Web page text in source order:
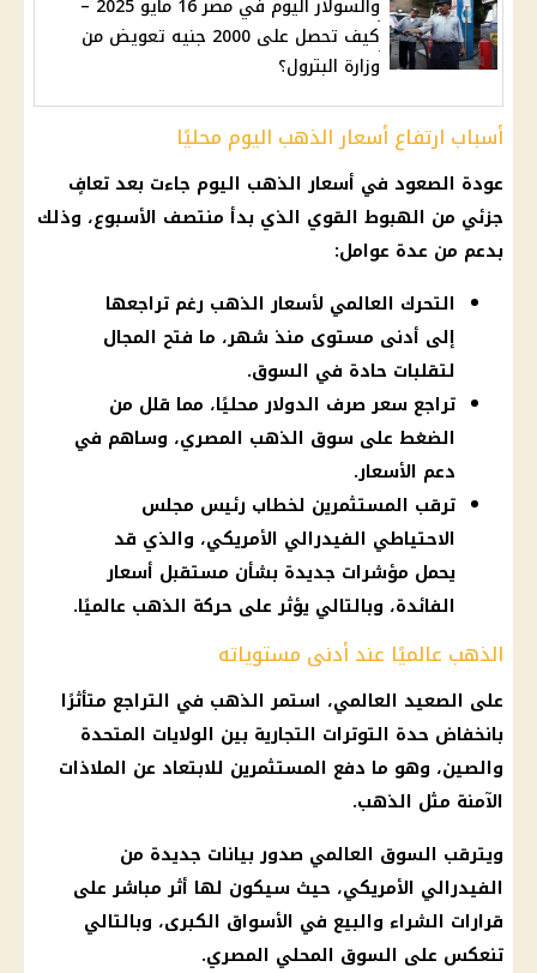
كيف تحصل على 2000 جنيه تعويض من
وزارة البترول؟
أسباب ارتفاع أسعار الذهب اليوم محليًا
عودة الصعود في أسعار الذهب اليوم جاءت بعد تعافٍ
جزئي من الهبوط القوي الذي بدأ منتصف الأسبوع، وذلك
بدعم من عدة عوامل:
التحرك العالمي لأسعار الذهب رغم تراجعها
إلى أدنى مستوى منذ شهر، ما فتح المجال
لتقلبات حادة في السوق.
تراجع سعر صرف الدولار محليًا، مما قلل من
الضغط على سوق الذهب المصري، وساهم في
دعم الأسعار.
ترقب المستثمرين لخطاب رئيس مجلس
الاحتياطي الفيدرالي الأمريكي، والذي قد
يحمل مؤشرات جديدة بشأن مستقبل أسعار
الفائدة، وبالتالي يؤثر على حركة الذهب عالميًا.
الذهب عالميًا عند أدنى مستوياته
على الصعيد العالمي، استمر الذهب في التراجع متأثرًا
بانخفاض حدة التوترات التجارية بين الولايات المتحدة
والصين، وهو ما دفع المستثمرين للابتعاد عن الملاذات
الآمنة مثل الذهب.
ويترقب السوق العالمي صدور بيانات جديدة من
الفيدرالي الأمريكي، حيث سيكون لها أثر مباشر على
قرارات الشراء والبيع في الأسواق الكبرى، وبالتالي
تنعكس على السوق المحلي المصري.